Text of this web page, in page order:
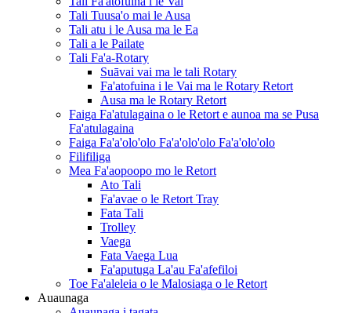
Tali Tuusa'o mai le Ausa
Tali atu i le Ausa ma le Ea
Tali a le Pailate
Tali Fa'a-Rotary
Suāvai vai ma le tali Rotary
Fa'atofuina i le Vai ma le Rotary Retort
Ausa ma le Rotary Retort
Faiga Fa'atulagaina o le Retort e aunoa ma se Pusa
Fa'atulagaina
Faiga Fa'a'olo'olo Fa'a'olo'olo Fa'a'olo'olo
Filifiliga
Mea Fa'aopoopo mo le Retort
Ato Tali
Fa'avae o le Retort Tray
Fata Tali
Trolley
Vaega
Fata Vaega Lua
Fa'aputuga La'au Fa'afefiloi
Toe Fa'aleleia o le Malosiaga o le Retort
Auaunaga